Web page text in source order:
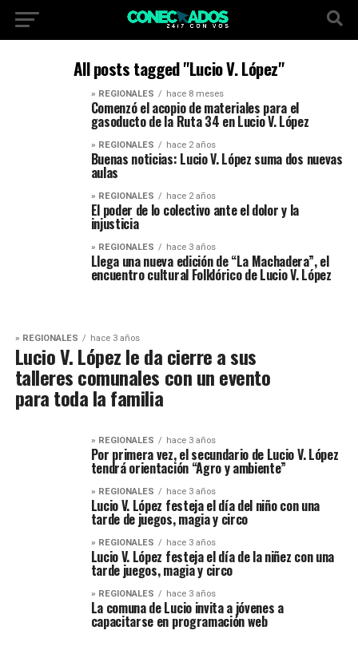
All posts tagged "Lucio V. López"
» REGIONALES hace 8 meses
Comenzó el acopio de materiales para el
gasoducto de la Ruta 34 en Lucio V. López
» REGIONALES hace 2 años
Buenas noticias: Lucio V. López suma dos nuevas
aulas
» REGIONALES hace 2 años
El poder de lo colectivo ante el dolor y la
injusticia
» REGIONALES hace 3 años
Llega una nueva edición de “La Machadera”, el
encuentro cultural Folklórico de Lucio V. López
» REGIONALES hace 3 años
Lucio V. López le da cierre a sus
talleres comunales con un evento
para toda la familia
» REGIONALES hace 3 años
Por primera vez, el secundario de Lucio V. López
tendrá orientación “Agro y ambiente”
» REGIONALES hace 3 años
Lucio V. López festeja el día del niño con una
tarde de juegos, magia y circo
» REGIONALES hace 3 años
Lucio V. López festeja el día de la niñez con una
tarde juegos, magia y circo
» REGIONALES hace 3 años
La comuna de Lucio invita a jóvenes a
capacitarse en programación web